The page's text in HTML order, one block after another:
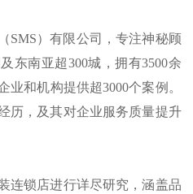
SMS）有限公司，专注神秘顾
东南亚超300城，拥有3500余
业和机构提供超3000个案例。
历，及其对企业服务质量提升
连锁店进行详尽研究，涵盖品